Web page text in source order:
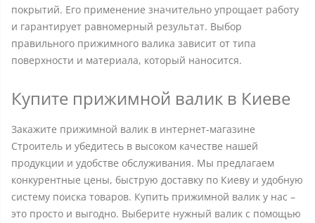
покрытий. Его применение значительно упрощает работу
и гарантирует равномерный результат. Выбор
правильного прижимного валика зависит от типа
поверхности и материала, который наносится.
Купите прижимной валик в Киеве
Закажите прижимной валик в интернет-магазине
Строитель и убедитесь в высоком качестве нашей
продукции и удобстве обслуживания. Мы предлагаем
конкурентные цены, быструю доставку по Киеву и удобную
систему поиска товаров. Купить прижимной валик у нас –
это просто и выгодно. Выберите нужный валик с помощью